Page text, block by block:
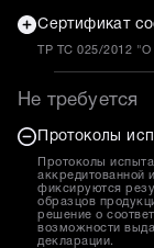
Сертификат
ТР ТС 025/2012 "О
Не требуется
Протоколы
Протоколы
аккредитованной
фиксируются
образцов
решение о
возможности
декларации.